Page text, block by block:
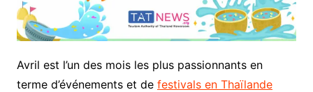
Avril est l’un des mois les plus passionnants en
terme d’événements et de festivals en Thaïlande